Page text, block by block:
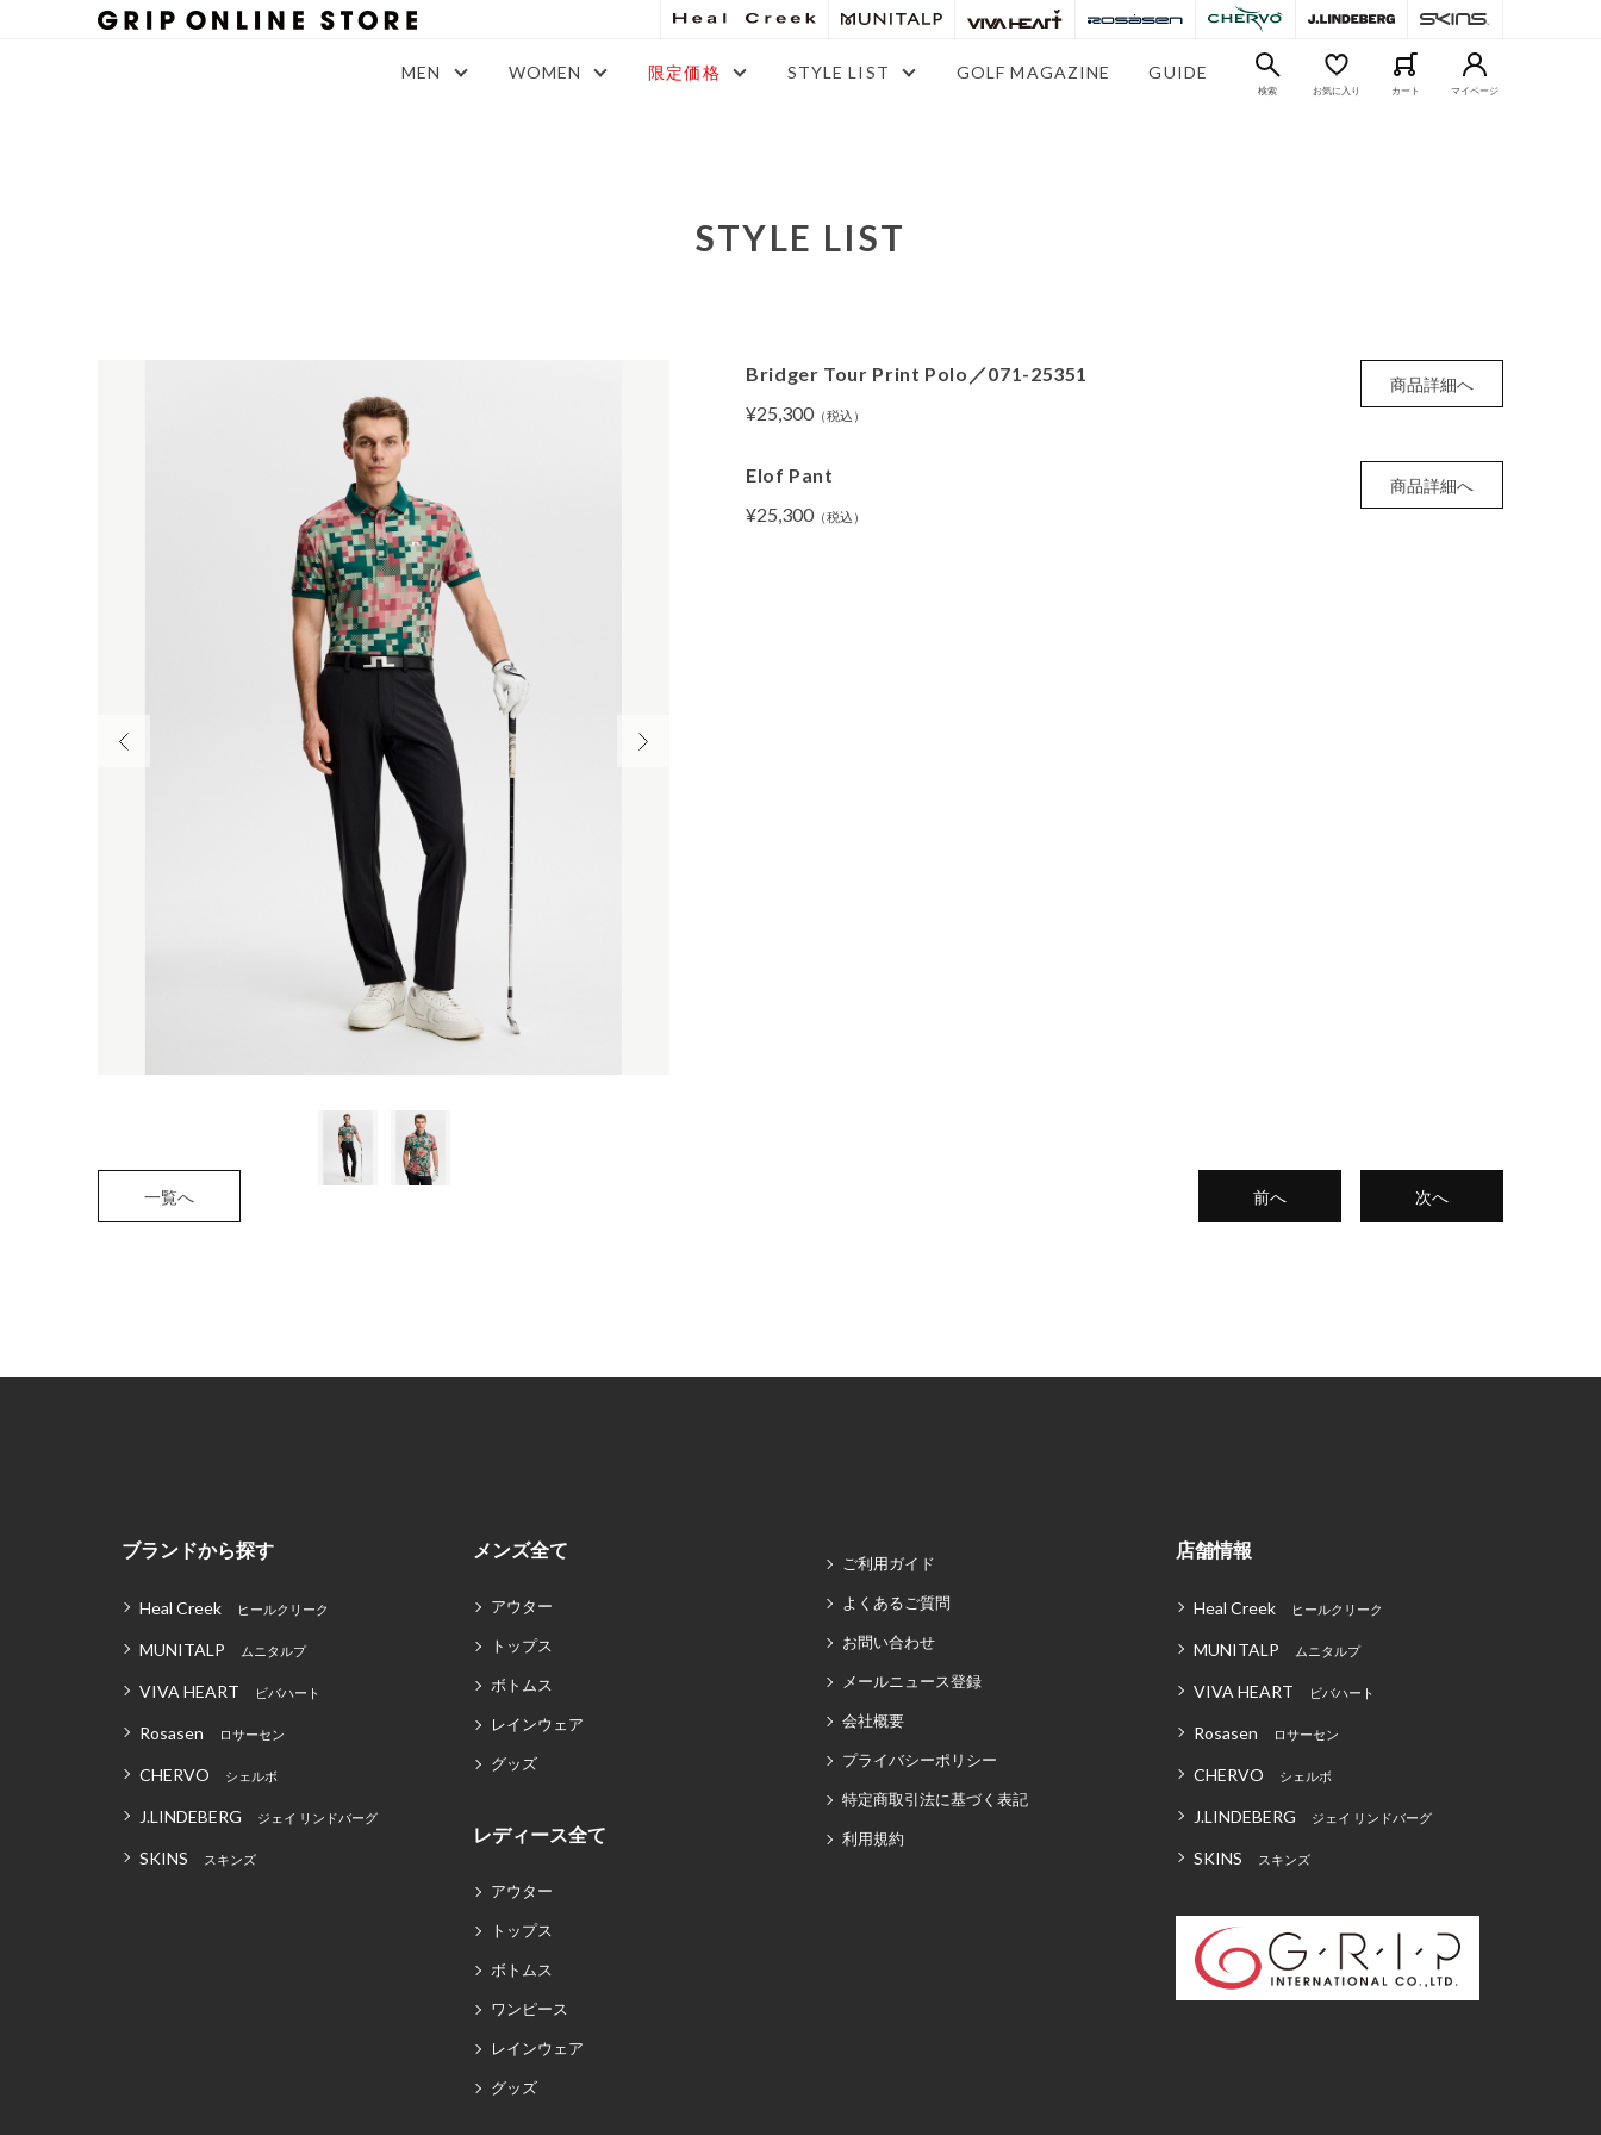
MEN WOMEN 限定価格 STYLE LIST GOLF MAGAZINE GUIDE
検索 お気に入り カート マイページ
STYLE LIST
Bridger Tour Print Polo／071-25351
¥25,300 （税込）
商品詳細へ
Elof Pant
¥25,300 （税込）
商品詳細へ
一覧へ 前へ 次へ
ブランドから探す
Heal Creek ヒールクリーク
MUNITALP ムニタルプ
VIVA HEART ビバハート
Rosasen ロサーセン
CHERVO シェルボ
J.LINDEBERG ジェイ リンドバーグ
SKINS スキンズ
メンズ全て
アウター
トップス
ボトムス
レインウェア
グッズ
レディース全て
アウター
トップス
ボトムス
ワンピース
レインウェア
グッズ
ご利用ガイド
よくあるご質問
お問い合わせ
メールニュース登録
会社概要
プライバシーポリシー
特定商取引法に基づく表記
利用規約
店舗情報
Heal Creek ヒールクリーク
MUNITALP ムニタルプ
VIVA HEART ビバハート
Rosasen ロサーセン
CHERVO シェルボ
J.LINDEBERG ジェイ リンドバーグ
SKINS スキンズ